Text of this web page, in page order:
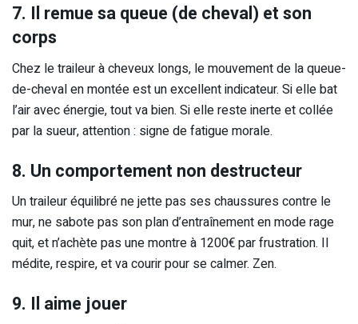
7. Il remue sa queue (de cheval) et son
corps
Chez le traileur à cheveux longs, le mouvement de la queue-
de-cheval en montée est un excellent indicateur. Si elle bat
l’air avec énergie, tout va bien. Si elle reste inerte et collée
par la sueur, attention : signe de fatigue morale.
8. Un comportement non destructeur
Un traileur équilibré ne jette pas ses chaussures contre le
mur, ne sabote pas son plan d’entraînement en mode rage
quit, et n’achète pas une montre à 1200€ par frustration. Il
médite, respire, et va courir pour se calmer. Zen.
9. Il aime jouer